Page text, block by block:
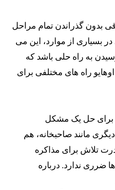
گذراندن تمام مراحل
از موارد، این می
به راه حلی باشد که
راه های مختلفی برای
حل یک مشکل
صاحبخانه، هم
تلاش برای مذاکره
ندارد. درباره